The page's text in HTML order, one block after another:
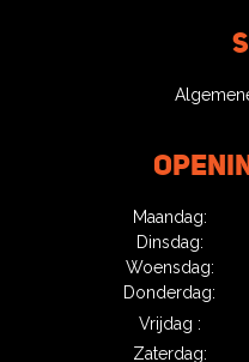
Maandag:
Dinsdag:
Woensdag:
Donderdag:
Vrijdag :
Zaterdag: